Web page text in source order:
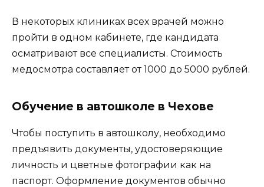
В некоторых клиниках всех врачей можно
пройти в одном кабинете, где кандидата
осматривают все специалисты. Стоимость
медосмотра составляет от 1000 до 5000 рублей.
Обучение в автошколе в Чехове
Чтобы поступить в автошколу, необходимо
предъявить документы, удостоверяющие
личность и цветные фотографии как на
паспорт. Оформление документов обычно